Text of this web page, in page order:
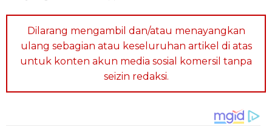
Dilarang mengambil dan/atau menayangkan
ulang sebagian atau keseluruhan artikel di atas
untuk konten akun media sosial komersil tanpa
seizin redaksi.